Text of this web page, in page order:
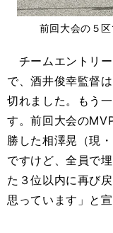
前回大会の５
チームエントリ
で、酒井俊幸監督
切れました。もう
す。前回大会の
勝した相澤晃（現
ですけど、全員で
た３位以内に再び
思っています」と宣